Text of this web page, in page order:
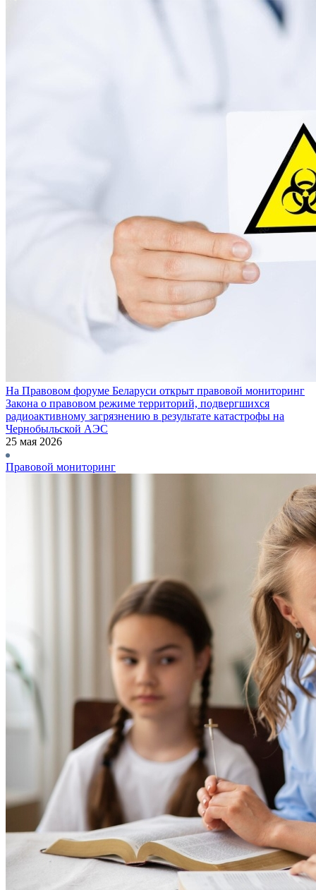
На Правовом форуме Беларуси открыт правовой мониторинг
Закона о правовом режиме территорий, подвергшихся
радиоактивному загрязнению в результате катастрофы на
Чернобыльской АЭС
25 мая 2026
Правовой мониторинг